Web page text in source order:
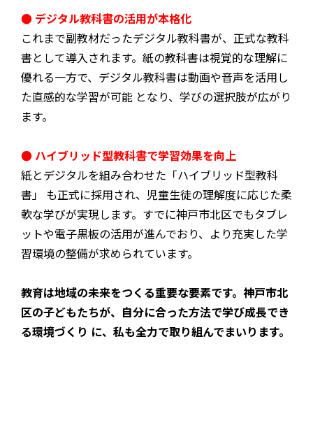
● デジタル教科書の活用が本格化
これまで副教材だったデジタル教科書が、正式な教科
書として導入されます。紙の教科書は視覚的な理解に
優れる一方で、デジタル教科書は動画や音声を活用し
た直感的な学習が可能 となり、学びの選択肢が広がり
ます。
● ハイブリッド型教科書で学習効果を向上
紙とデジタルを組み合わせた「ハイブリッド型教科
書」 も正式に採用され、児童生徒の理解度に応じた柔
軟な学びが実現します。すでに神戸市北区でもタブレ
ットや電子黒板の活用が進んでおり、より充実した学
習環境の整備が求められています。
教育は地域の未来をつくる重要な要素です。神戸市北
区の子どもたちが、自分に合った方法で学び成長でき
る環境づくり に、私も全力で取り組んでまいります。